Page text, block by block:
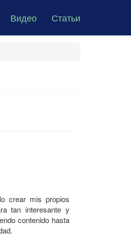
Видео Статьи
crear mis propios
tan interesante y
contenido hasta